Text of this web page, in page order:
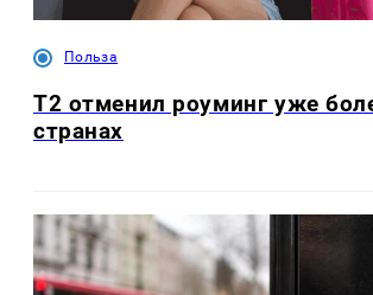
Польза
Т2 отменил роуминг уже
странах